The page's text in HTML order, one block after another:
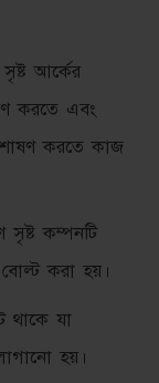
সৃষ্ট আর্কের
করতে এবং
শোষণ করতে কাজ
সৃষ্ট কম্পনটি
বোল্ট করা হয়।
থাকে যা
হয়।